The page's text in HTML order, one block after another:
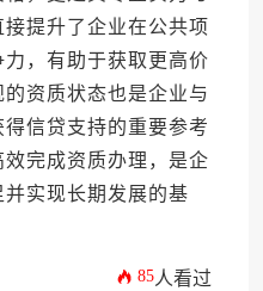
提升了企业在公共项
，有助于获取更高价
资质状态也是企业与
信贷支持的重要参考
完成资质办理，是企
实现长期发展的基
85人看过